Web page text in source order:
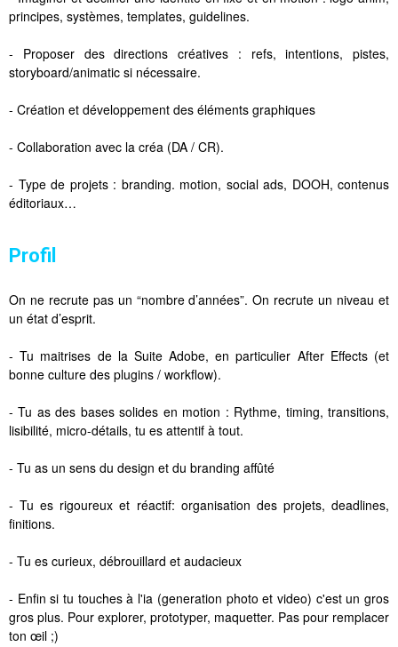
principes, systèmes, templates, guidelines.
- Proposer des directions créatives : refs, intentions, pistes,
storyboard/animatic si nécessaire.
- Création et développement des éléments graphiques
- Collaboration avec la créa (DA / CR).
- Type de projets : branding. motion, social ads, DOOH, contenus
éditoriaux…
Profil
On ne recrute pas un “nombre d’années”. On recrute un niveau et
un état d’esprit.
- Tu maitrises de la Suite Adobe, en particulier After Effects (et
bonne culture des plugins / workflow).
- Tu as des bases solides en motion : Rythme, timing, transitions,
lisibilité, micro-détails, tu es attentif à tout.
- Tu as un sens du design et du branding affûté
- Tu es rigoureux et réactif: organisation des projets, deadlines,
finitions.
- Tu es curieux, débrouillard et audacieux
- Enfin si tu touches à l'ia (generation photo et video) c'est un gros
gros plus. Pour explorer, prototyper, maquetter. Pas pour remplacer
ton œil ;)